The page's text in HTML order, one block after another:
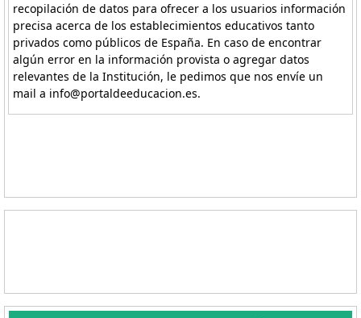
recopilación de datos para ofrecer a los usuarios información
precisa acerca de los establecimientos educativos tanto
privados como públicos de España. En caso de encontrar
algún error en la información provista o agregar datos
relevantes de la Institución, le pedimos que nos envíe un
mail a info@portaldeeducacion.es.